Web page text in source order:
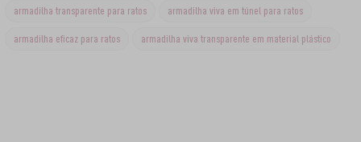
armadilha transparente para ratos armadilha viva em túnel para ratos
armadilha eficaz para ratos armadilha viva transparente em material plástico